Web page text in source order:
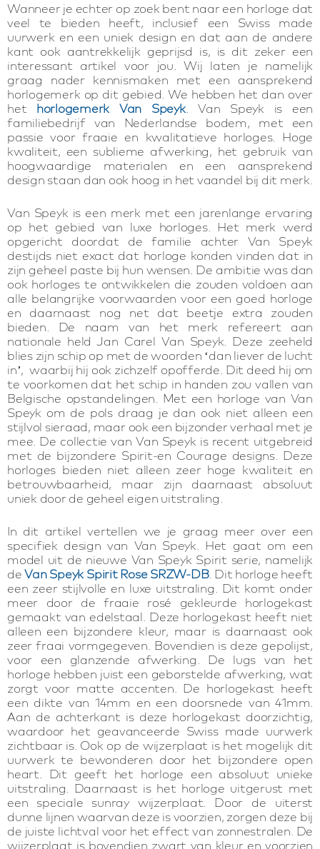
Wanneer je echter op zoek bent naar een horloge dat
veel te bieden heeft, inclusief een Swiss made
uurwerk en een uniek design en dat aan de andere
kant ook aantrekkelijk geprijsd is, is dit zeker een
interessant artikel voor jou. Wij laten je namelijk
graag nader kennismaken met een aansprekend
horlogemerk op dit gebied. We hebben het dan over
het horlogemerk Van Speyk. Van Speyk is een
familiebedrijf van Nederlandse bodem, met een
passie voor fraaie en kwalitatieve horloges. Hoge
kwaliteit, een sublieme afwerking, het gebruik van
hoogwaardige materialen en een aansprekend
design staan dan ook hoog in het vaandel bij dit merk.
Van Speyk is een merk met een jarenlange ervaring
op het gebied van luxe horloges. Het merk werd
opgericht doordat de familie achter Van Speyk
destijds niet exact dat horloge konden vinden dat in
zijn geheel paste bij hun wensen. De ambitie was dan
ook horloges te ontwikkelen die zouden voldoen aan
alle belangrijke voorwaarden voor een goed horloge
en daarnaast nog net dat beetje extra zouden
bieden. De naam van het merk refereert aan
nationale held Jan Carel Van Speyk. Deze zeeheld
blies zijn schip op met de woorden ‘dan liever de lucht
in’, waarbij hij ook zichzelf opofferde. Dit deed hij om
te voorkomen dat het schip in handen zou vallen van
Belgische opstandelingen. Met een horloge van Van
Speyk om de pols draag je dan ook niet alleen een
stijlvol sieraad, maar ook een bijzonder verhaal met je
mee. De collectie van Van Speyk is recent uitgebreid
met de bijzondere Spirit-en Courage designs. Deze
horloges bieden niet alleen zeer hoge kwaliteit en
betrouwbaarheid, maar zijn daarnaast absoluut
uniek door de geheel eigen uitstraling.
In dit artikel vertellen we je graag meer over een
specifiek design van Van Speyk. Het gaat om een
model uit de nieuwe Van Speyk Spirit serie, namelijk
deVan Speyk Spirit Rose SRZW-DB. Dit horloge heeft
een zeer stijlvolle en luxe uitstraling. Dit komt onder
meer door de fraaie rosé gekleurde horlogekast
gemaakt van edelstaal. Deze horlogekast heeft niet
alleen een bijzondere kleur, maar is daarnaast ook
zeer fraai vormgegeven. Bovendien is deze gepolijst,
voor een glanzende afwerking. De lugs van het
horloge hebben juist een geborstelde afwerking, wat
zorgt voor matte accenten. De horlogekast heeft
een dikte van 14mm en een doorsnede van 41mm.
Aan de achterkant is deze horlogekast doorzichtig,
waardoor het geavanceerde Swiss made uurwerk
zichtbaar is. Ook op de wijzerplaat is het mogelijk dit
uurwerk te bewonderen door het bijzondere open
heart. Dit geeft het horloge een absoluut unieke
uitstraling. Daarnaast is het horloge uitgerust met
een speciale sunray wijzerplaat. Door de uiterst
dunne lijnen waarvan deze is voorzien, zorgen deze bij
de juiste lichtval voor het effect van zonnestralen. De
wijzerplaat is bovendien zwart van kleur en voorzien